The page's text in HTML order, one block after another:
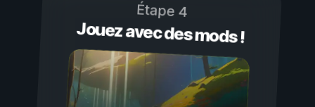
Étape 4
Jouez avec des mods !